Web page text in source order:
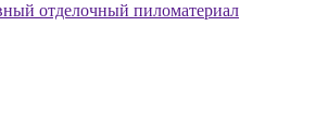
отделочный пиломатериал